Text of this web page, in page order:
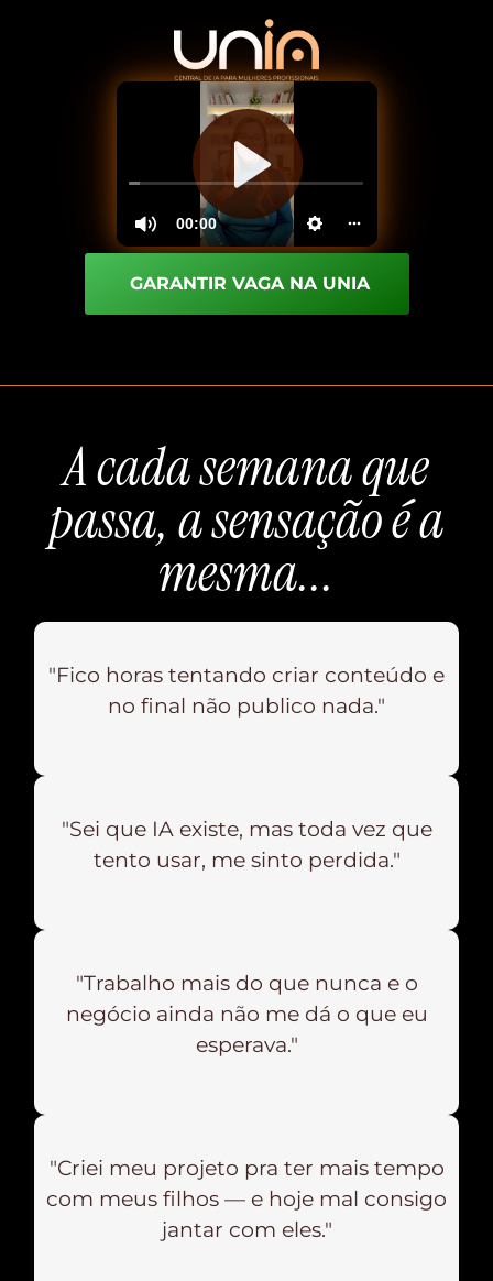
GARANTIR VAGA NA UNIA
A cada semana que
passa, a sensação é a
mesma...
"Fico horas tentando criar conteúdo e
no final não publico nada."
"Sei que IA existe, mas toda vez que
tento usar, me sinto perdida."
"Trabalho mais do que nunca e o
negócio ainda não me dá o que eu
esperava."
"Criei meu projeto pra ter mais tempo
com meus filhos — e hoje mal consigo
jantar com eles."